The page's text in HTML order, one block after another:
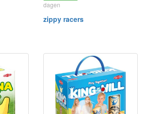
dagen
zippy racers